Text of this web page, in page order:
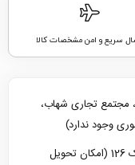
سریع و امن مشخصات کالا
مجتمع تجاری شهاب،
تهران،بلوار فتح, انتهای فتح 13، پلاک 126 (امکان تحویل